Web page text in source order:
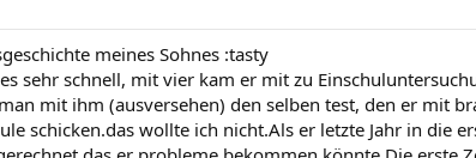
meines Sohnes :tasty
sehr schnell, mit vier kam er mit zu
mit ihm (ausversehen) den selben test, den er mit
schicken.das wollte ich nicht.Als er letzte Jahr in die